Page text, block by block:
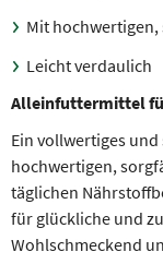
Mit
Leicht verdaulich
Alleinfuttermittel
Ein vollwertiges
hochwertigen,
täglichen
für glückliche und
Wohlschmeckend